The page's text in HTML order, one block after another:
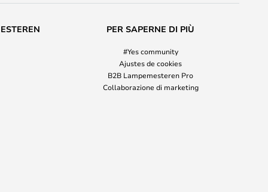
PER SAPERNE DI PIÙ
#Yes community
Ajustes de cookies
B2B Lampemesteren Pro
Collaborazione di marketing